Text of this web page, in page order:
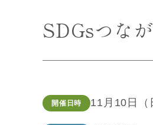
SDGsつな
開催日時 11月10日